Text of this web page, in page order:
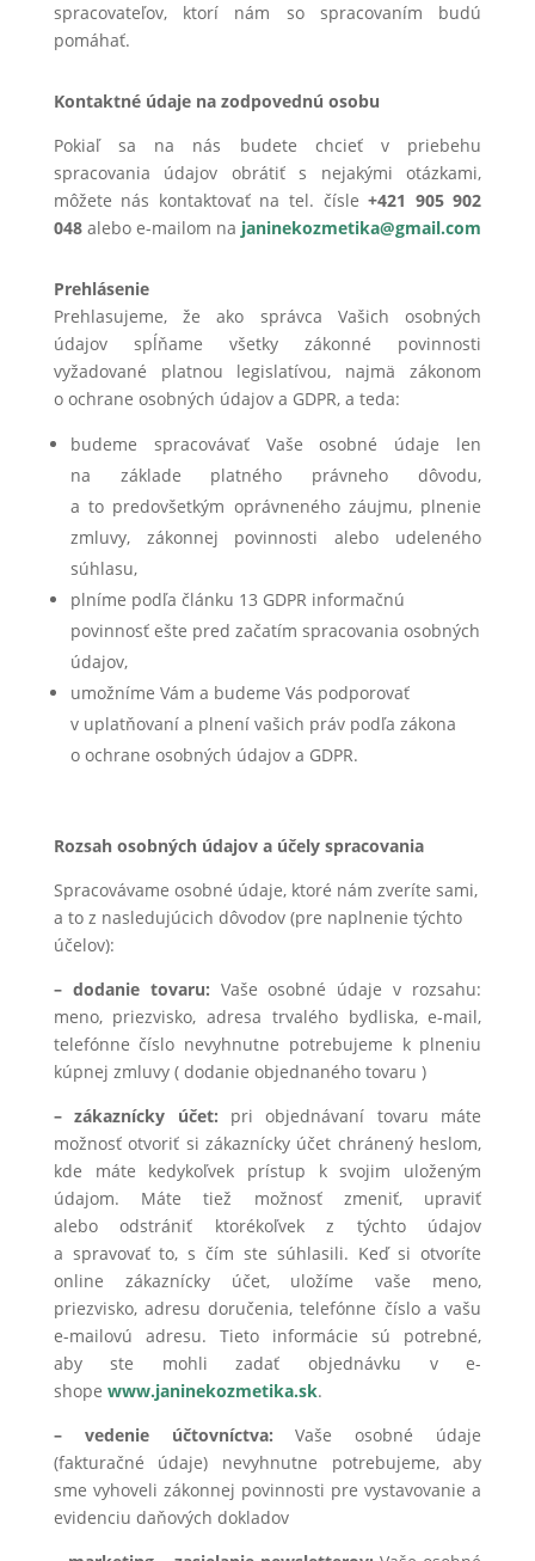
spracovateľov, ktorí nám so spracovaním budú
pomáhať.
Kontaktné údaje na zodpovednú osobu
Pokiaľ sa na nás budete chcieť v priebehu
spracovania údajov obrátiť s nejakými otázkami,
môžete nás kontaktovať na tel. čísle +421 905 902
048 alebo e-mailom na janinekozmetika@gmail.com
Prehlásenie
Prehlasujeme, že ako správca Vašich osobných
údajov spĺňame všetky zákonné povinnosti
vyžadované platnou legislatívou, najmä zákonom
o ochrane osobných údajov a GDPR, a teda:
budeme spracovávať Vaše osobné údaje len
na základe platného právneho dôvodu,
a to predovšetkým oprávneného záujmu, plnenie
zmluvy, zákonnej povinnosti alebo udeleného
súhlasu,
plníme podľa článku 13 GDPR informačnú
povinnosť ešte pred začatím spracovania osobných
údajov,
umožníme Vám a budeme Vás podporovať
v uplatňovaní a plnení vašich práv podľa zákona
o ochrane osobných údajov a GDPR.
Rozsah osobných údajov a účely spracovania
Spracovávame osobné údaje, ktoré nám zveríte sami,
a to z nasledujúcich dôvodov (pre naplnenie týchto
účelov):
– dodanie tovaru: Vaše osobné údaje v rozsahu:
meno, priezvisko, adresa trvalého bydliska, e-mail,
telefónne číslo nevyhnutne potrebujeme k plneniu
kúpnej zmluvy ( dodanie objednaného tovaru )
– zákaznícky účet:
pri objednávaní tovaru máte
možnosť otvoriť si zákaznícky účet chránený heslom,
kde máte kedykoľvek prístup k svojim uloženým
údajom. Máte tiež možnosť zmeniť, upraviť
alebo odstrániť ktorékoľvek z týchto údajov
a spravovať to, s čím ste súhlasili. Keď si otvoríte
online zákaznícky účet, uložíme vaše meno,
priezvisko, adresu doručenia, telefónne číslo a vašu
e-mailovú adresu. Tieto informácie sú potrebné,
aby ste mohli zadať objednávku v e-
shope www.janinekozmetika.sk.
– vedenie účtovníctva:
Vaše osobné údaje
(fakturačné údaje) nevyhnutne potrebujeme, aby
sme vyhoveli zákonnej povinnosti pre vystavovanie a
evidenciu daňových dokladov